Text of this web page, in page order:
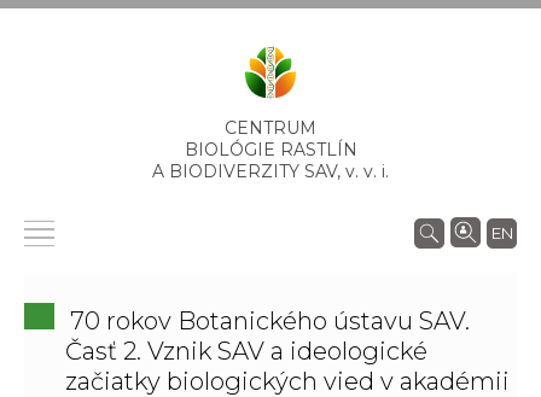
CENTRUM
BIOLÓGIE RASTLÍN
A BIODIVERZITY SAV, v. v. i.
EN
70 rokov Botanického ústavu SAV.
Časť 2. Vznik SAV a ideologické
začiatky biologických vied v akadémii